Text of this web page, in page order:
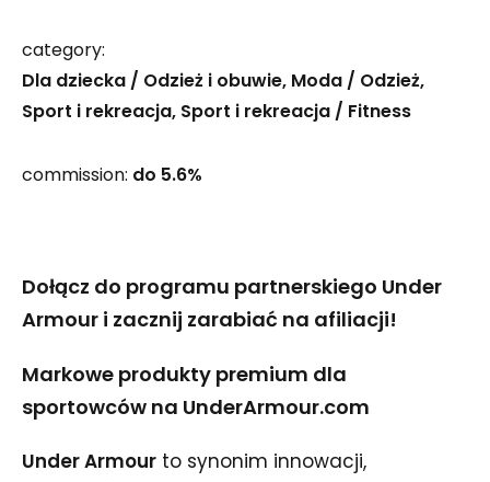
category:
Dla dziecka / Odzież i obuwie Moda / Odzież
Sport i rekreacja Sport i rekreacja / Fitness
commission: do 5.6%
Dołącz do programu partnerskiego Under
Armour i zacznij zarabiać na afiliacji!
Markowe produkty premium dla
sportowców na UnderArmour.com
Under Armour to synonim innowacji,